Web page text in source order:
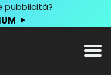
pubblicità?